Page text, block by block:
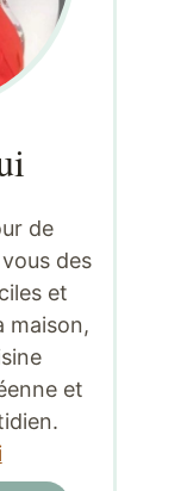
de
des
et
maison,
et